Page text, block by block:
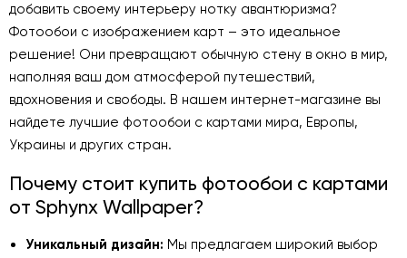
добавить своему интерьеру нотку авантюризма?
Фотообои с изображением карт – это идеальное
решение! Они превращают обычную стену в окно в мир,
наполняя ваш дом атмосферой путешествий,
вдохновения и свободы. В нашем интернет-магазине вы
найдете лучшие фотообои с картами мира, Европы,
Украины и других стран.
Почему стоит купить фотообои с картами
от Sphynx Wallpaper?
Уникальный дизайн: Мы предлагаем широкий выбор